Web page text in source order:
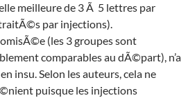
meilleure de 3 Ã 5 lettres par
par injections).
(les 3 groupes sont
comparables au dÃ©part), n’a
insu. Selon les auteurs, cela ne
puisque les injections